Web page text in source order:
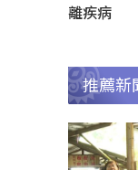
離疾病
推薦新